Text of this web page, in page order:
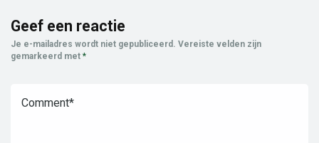
Geef een reactie
Je e-mailadres wordt niet gepubliceerd. Vereiste velden zijn
gemarkeerd met *